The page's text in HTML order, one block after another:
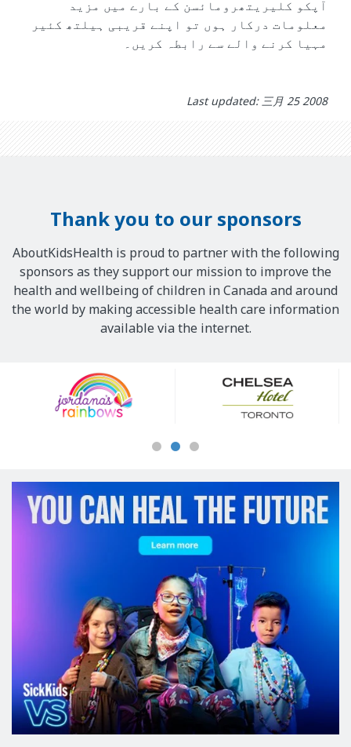
آپکو کلیریتھرومائسن کے بارے میں مزید
معلومات درکار ہوں تو اپنے قریبی ہیلتھ کئیر
مہیا کرنے والے سے رابطہ کریں۔
Last updated: 三月 25 2008
Thank you to our sponsors
AboutKidsHealth is proud to partner with the following
sponsors as they support our mission to improve the
health and wellbeing of children in Canada and around
the world by making accessible health care information
available via the internet.
Sponsors